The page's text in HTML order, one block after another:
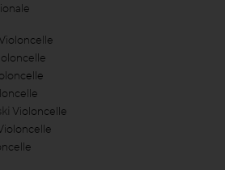
Violoncelle
Violoncelle